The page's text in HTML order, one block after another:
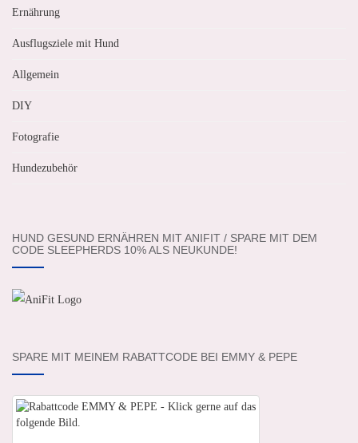
Ernährung
Ausflugsziele mit Hund
Allgemein
DIY
Fotografie
Hundezubehör
HUND GESUND ERNÄHREN MIT ANIFIT / SPARE MIT DEM
CODE SLEEPHERDS 10% ALS NEUKUNDE!
SPARE MIT MEINEM RABATTCODE BEI EMMY & PEPE